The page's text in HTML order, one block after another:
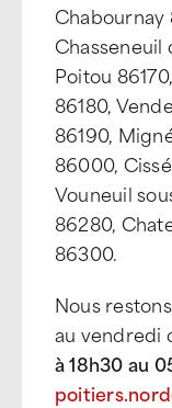
Chabournay
Chasseneuil
Poitou
86180,
86190,
86000,
Vouneuil
86280,
86300.
Nous
au vendredi
à 18h30 au